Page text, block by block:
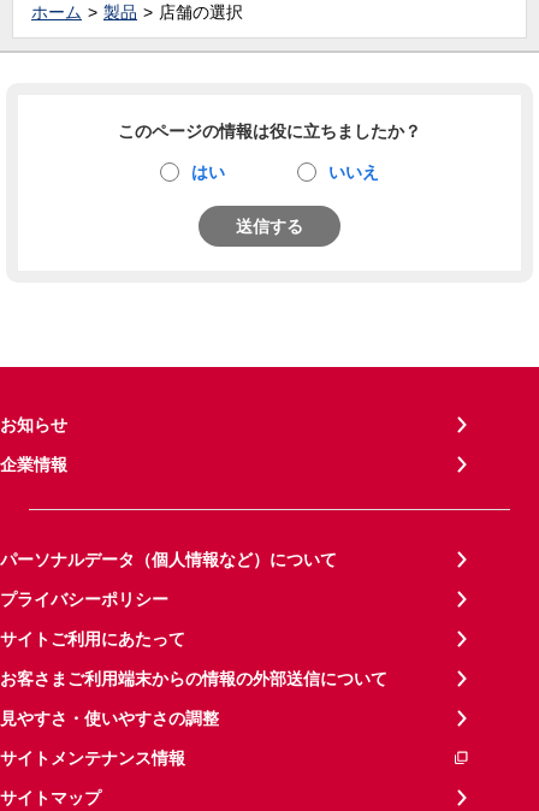
ホーム 製品 店舗の選択
このページの情報は役に立ちましたか？
はい いいえ
送信する
お知らせ
企業情報
パーソナルデータ（個人情報など）について
プライバシーポリシー
サイトご利用にあたって
お客さまご利用端末からの情報の外部送信について
見やすさ・使いやすさの調整
サイトメンテナンス情報
サイトマップ